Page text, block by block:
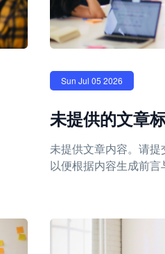
Sun Jul 05 2026
未提供的文章
未提供文章内容。请提
以便根据内容生成前言